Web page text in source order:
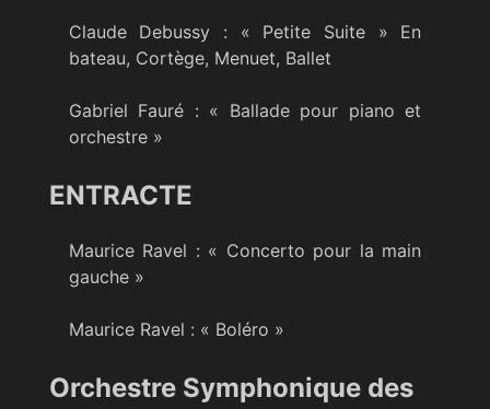
Claude Debussy : « Petite Suite » En
bateau, Cortège, Menuet, Ballet
Gabriel Fauré : « Ballade pour piano et
orchestre »
ENTRACTE
Maurice Ravel : « Concerto pour la main
gauche »
Maurice Ravel : « Boléro »
Orchestre Symphonique des